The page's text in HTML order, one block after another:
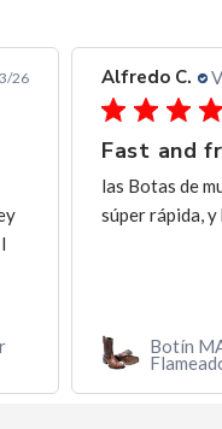
26 Alfredo C.
las Botas de
súper rápida,
Botín